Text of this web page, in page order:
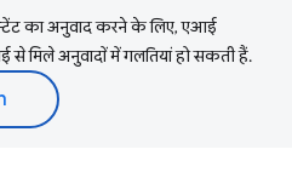
का अनुवाद करने के लिए, एआई
मिले अनुवादों में गलतियां हो सकती हैं.